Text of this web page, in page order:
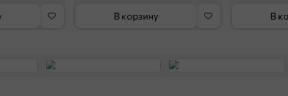
В корзину В